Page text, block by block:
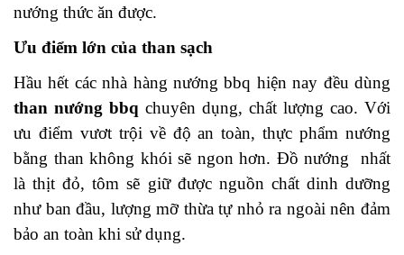
nướng thức ăn được.
Ưu điểm lớn của than sạch
Hầu hết các nhà hàng nướng bbq hiện nay đều dùng
than nướng bbq chuyên dụng, chất lượng cao. Với
ưu điểm vươt trội về độ an toàn, thực phẩm nướng
bằng than không khói sẽ ngon hơn. Đồ nướng nhất
là thịt đỏ, tôm sẽ giữ được nguồn chất dinh dưỡng
như ban đầu, lượng mỡ thừa tự nhỏ ra ngoài nên đảm
bảo an toàn khi sử dụng.